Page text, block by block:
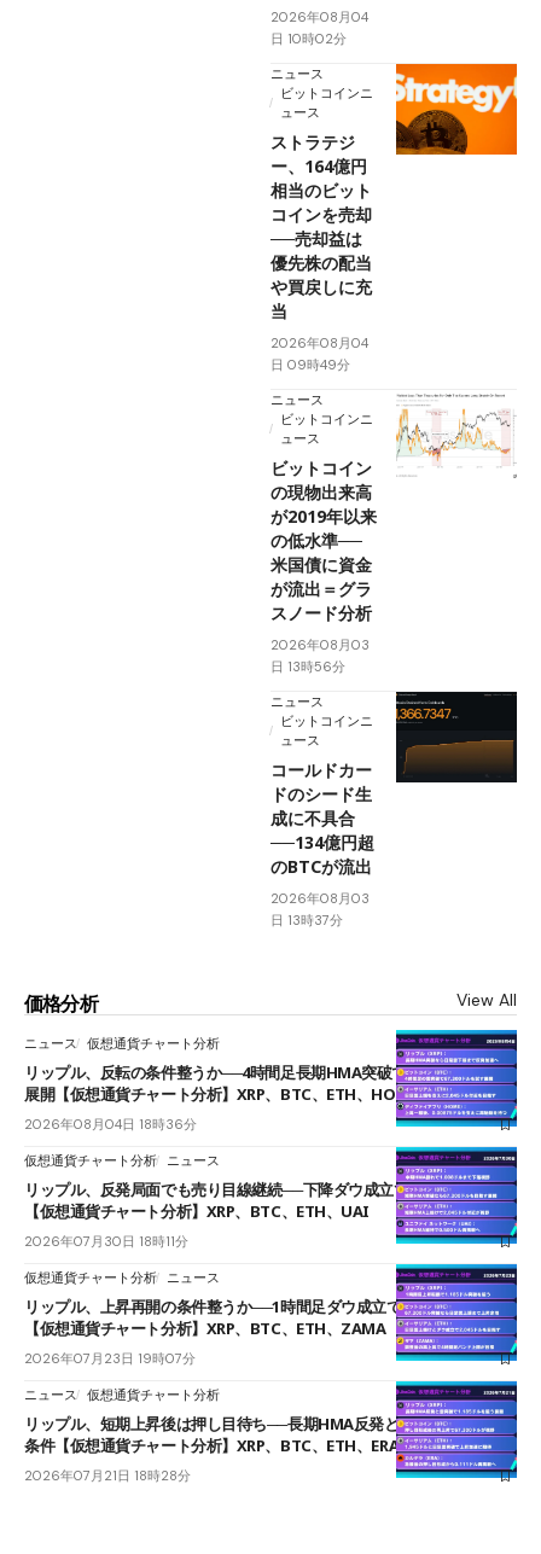
2026年08月04
日 10時02分
ニュース
ビットコインニ
ュース
ストラテジ
ー、164億円
相当のビット
コインを売却
──売却益は
優先株の配当
や買戻しに充
当
2026年08月04
日 09時49分
ニュース
ビットコインニ
ュース
ビットコイン
の現物出来高
が2019年以来
の低水準──
米国債に資金
が流出＝グラ
スノード分析
2026年08月03
日 13時56分
ニュース
ビットコインニ
ュース
コールドカー
ドのシード生
成に不具合
──134億円超
のBTCが流出
2026年08月03
日 13時37分
価格分析 View All
ニュース 仮想通貨チャート分析
リップル、反転の条件整うか──4時間足長期HMA突破で雲下端を目指す
展開【仮想通貨チャート分析】XRP、BTC、ETH、HOME
2026年08月04日 18時36分
仮想通貨チャート分析 ニュース
リップル、反発局面でも売り目線継続──下降ダウ成立で下値追う展開
【仮想通貨チャート分析】XRP、BTC、ETH、UAI
2026年07月30日 18時11分
仮想通貨チャート分析 ニュース
リップル、上昇再開の条件整うか──1時間足ダウ成立で1.185ドルを狙う
【仮想通貨チャート分析】XRP、BTC、ETH、ZAMA
2026年07月23日 19時07分
ニュース 仮想通貨チャート分析
リップル、短期上昇後は押し目待ち──長期HMA反発と雲上抜けが買い
条件【仮想通貨チャート分析】XRP、BTC、ETH、ERA
2026年07月21日 18時28分